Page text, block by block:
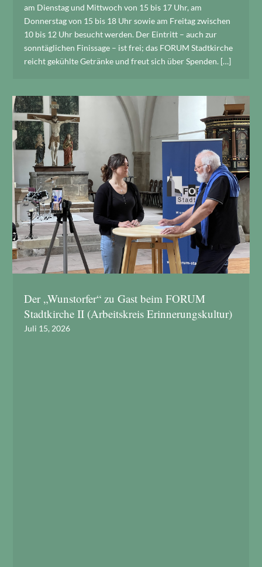
am Dienstag und Mittwoch von 15 bis 17 Uhr, am
Donnerstag von 15 bis 18 Uhr sowie am Freitag zwischen
10 bis 12 Uhr besucht werden. Der Eintritt – auch zur
sonntäglichen Finissage – ist frei; das FORUM Stadtkirche
reicht gekühlte Getränke und freut sich über Spenden. […]
Der „Wunstorfer“ zu Gast beim FORUM
Stadtkirche II (Arbeitskreis Erinnerungskultur)
Juli 15, 2026